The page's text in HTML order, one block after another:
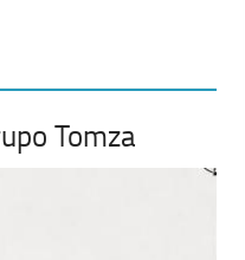
Tomza